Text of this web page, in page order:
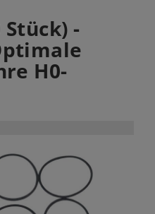
-
H0-